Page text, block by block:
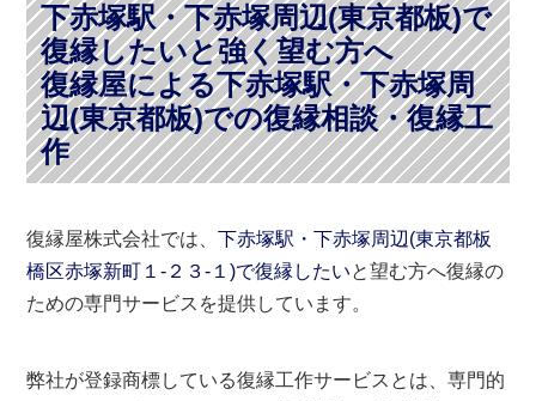
下赤塚駅・下赤塚周辺(東京都板)で
復縁したいと強く望む方へ
復縁屋による下赤塚駅・下赤塚周
辺(東京都板)での復縁相談・復縁工
作
復縁屋株式会社では、下赤塚駅・下赤塚周辺(東京都板
橋区赤塚新町１-２３-１)で復縁したいと望む方へ復縁の
ための専門サービスを提供しています。
弊社が登録商標している復縁工作サービスとは、専門的